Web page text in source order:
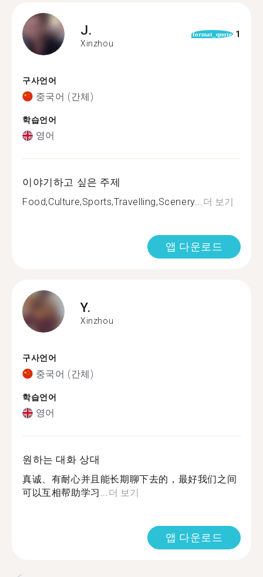
J.
Xinzhou
format_quote 1
구사언어
중국어 (간체)
학습언어
영어
이야기하고 싶은 주제
Food,Culture,Sports,Travelling,Scenery...더 보기
앱 다운로드
Y.
Xinzhou
구사언어
중국어 (간체)
학습언어
영어
원하는 대화 상대
真诚、有耐心并且能长期聊下去的，最好我们之间
可以互相帮助学习...더 보기
앱 다운로드